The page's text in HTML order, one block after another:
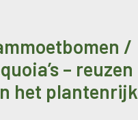
/
– reuzen
het plantenrijk